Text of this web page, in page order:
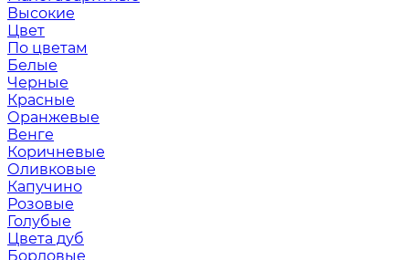
Высокие
Цвет
По цветам
Белые
Черные
Красные
Оранжевые
Венге
Коричневые
Оливковые
Капучино
Розовые
Голубые
Цвета дуб
Бордовые